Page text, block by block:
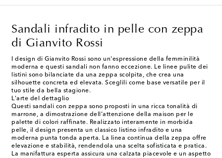
Sandali infradito in pelle con zeppa
di Gianvito Rossi
I design di Gianvito Rossi sono un'espressione della femminilità
moderna e questi sandali non fanno eccezione. Le linee pulite dei
listini sono bilanciate da una zeppa scolpita, che crea una
silhouette concreta ed elevata. Sceglili come base versatile per il
tuo stile da bella stagione.
L'arte del dettaglio
Questi sandali con zeppa sono proposti in una ricca tonalità di
marrone, a dimostrazione dell'attenzione della maison per le
palette di colori raffinate. Realizzato interamente in morbida
pelle, il design presenta un classico listino infradito e una
moderna punta tonda aperta. La linea continua della zeppa offre
elevazione e stabilità, rendendola una scelta sofisticata e pratica.
La manifattura esperta assicura una calzata piacevole e un aspetto